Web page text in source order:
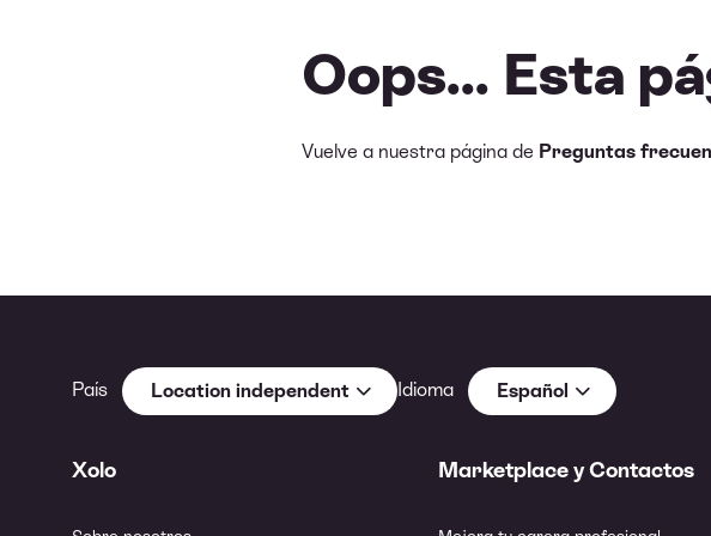
Oops... Esta
Vuelve a nuestra página de Preguntas
País Location independent Idioma Español
Xolo Marketplace y Contactos